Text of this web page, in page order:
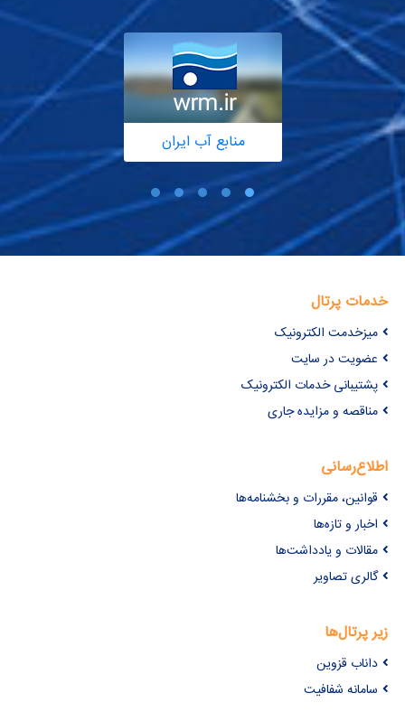
منابع آب ایران
خدمات پرتال
میزخدمت الکترونیک
عضویت در سایت
پشتیبانی خدمات الکترونیک
مناقصه و مزایده جاری
اطلاع‌رسانی
قوانین، مقررات و بخشنامه‌ها
اخبار و تازه‌ها
مقالات و یادداشت‌ها
گالری تصاویر
زیر پرتال‌ها
داناب قزوین
سامانه شفافیت